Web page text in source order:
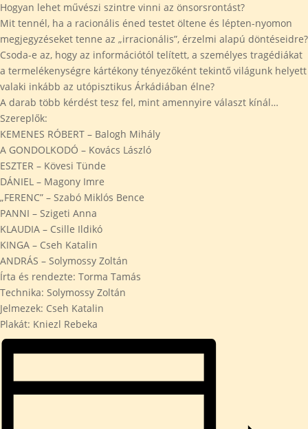
Hogyan lehet művészi szintre vinni az önsorsrontást?
Mit tennél, ha a racionális éned testet öltene és lépten-nyomon
megjegyzéseket tenne az „irracionális”, érzelmi alapú döntéseidre?
Csoda-e az, hogy az információtól telített, a személyes tragédiákat
a termelékenységre kártékony tényezőként tekintő világunk helyett
valaki inkább az utópisztikus Árkádiában élne?
A darab több kérdést tesz fel, mint amennyire választ kínál…
Szereplők:
KEMENES RÓBERT – Balogh Mihály
A GONDOLKODÓ – Kovács László
ESZTER – Kövesi Tünde
DÁNIEL – Magony Imre
„FERENC” – Szabó Miklós Bence
PANNI – Szigeti Anna
KLAUDIA – Csille Ildikó
KINGA – Cseh Katalin
ANDRÁS – Solymossy Zoltán
Írta és rendezte: Torma Tamás
Technika: Solymossy Zoltán
Jelmezek: Cseh Katalin
Plakát: Kniezl Rebeka